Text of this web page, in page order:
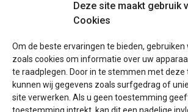
Deze site maakt gebruik
Cookies
Om de beste ervaringen te bieden, gebruiken
zoals cookies om informatie over uw
te raadplegen. Door in te stemmen met deze
kunnen wij gegevens zoals surfgedrag of
site verwerken. Als u geen toestemming
Sitemap
Blog
Voor eigenaren